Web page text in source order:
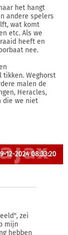
het hangt
andere spelers
wat komt
etc. Als we
heeft en
nee.
tikken. Weghorst
malen de
Heracles,
die we niet
12-2024 08:33:20
zei
mijn
hebben